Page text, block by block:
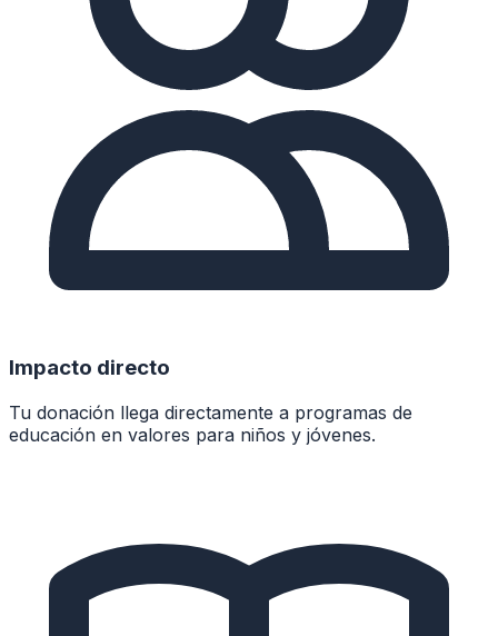
Impacto directo
Tu donación llega directamente a programas de
educación en valores para niños y jóvenes.